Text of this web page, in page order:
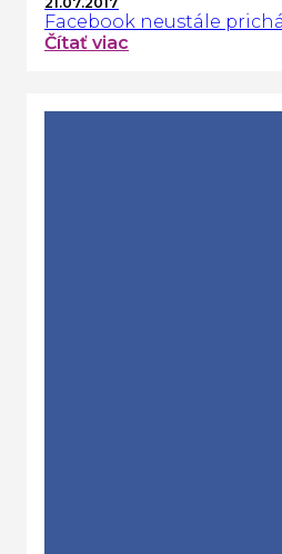
Facebook neustále
Čítať viac